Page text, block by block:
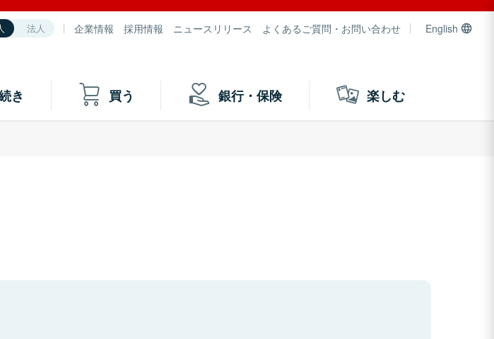
法人 企業情報 採用情報 ニュースリリース よくあるご質問・お問い合わせ English
き 買う 銀行・保険 楽しむ